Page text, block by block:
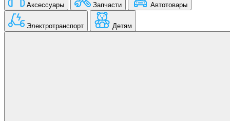
Аксессуары Запчасти Автотовары
Электротранспорт Детям